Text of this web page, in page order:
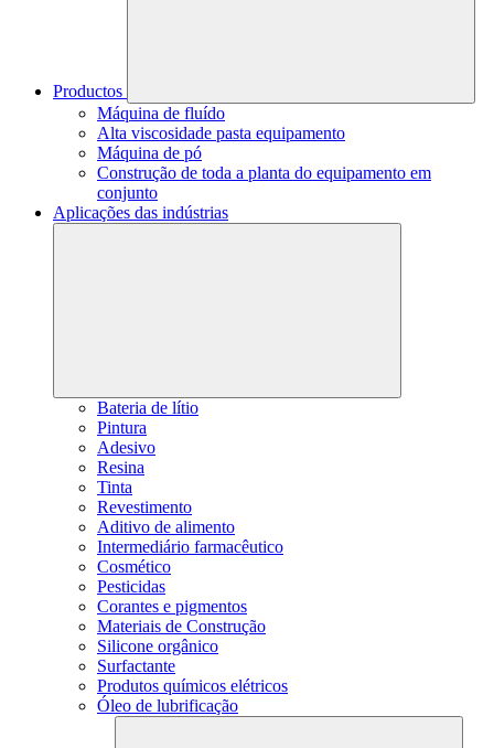
Productos
Máquina de fluído
Alta viscosidade pasta equipamento
Máquina de pó
Construção de toda a planta do equipamento em
conjunto
Aplicações das indústrias
Bateria de lítio
Pintura
Adesivo
Resina
Tinta
Revestimento
Aditivo de alimento
Intermediário farmacêutico
Cosmético
Pesticidas
Corantes e pigmentos
Materiais de Construção
Silicone orgânico
Surfactante
Produtos químicos elétricos
Óleo de lubrificação